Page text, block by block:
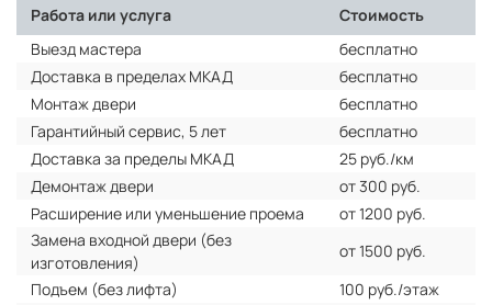
Работа или услуга
Стоимость
Выезд мастера
бесплатно
Доставка в пределах МКАД
бесплатно
Монтаж двери
бесплатно
Гарантийный сервис, 5 лет
бесплатно
Доставка за пределы МКАД
25 руб./км
Демонтаж двери
от 300 руб.
Расширение или уменьшение проема
от 1200 руб.
Замена входной двери (без
изготовления)
от 1500 руб.
Подъем (без лифта)
100 руб./этаж